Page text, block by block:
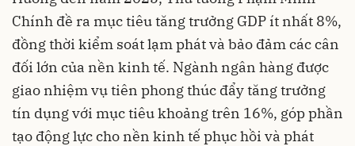
Chính đề ra mục tiêu tăng trưởng GDP ít nhất 8%,
đồng thời kiểm soát lạm phát và bảo đảm các cân
đối lớn của nền kinh tế. Ngành ngân hàng được
giao nhiệm vụ tiên phong thúc đẩy tăng trưởng
tín dụng với mục tiêu khoảng trên 16%, góp phần
tạo động lực cho nền kinh tế phục hồi và phát